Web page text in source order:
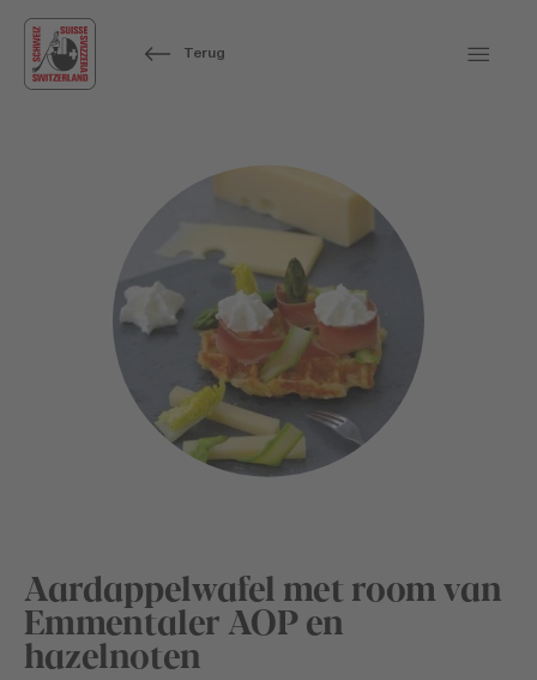
Terug
Aardappelwafel met room van
Emmentaler AOP en
hazelnoten